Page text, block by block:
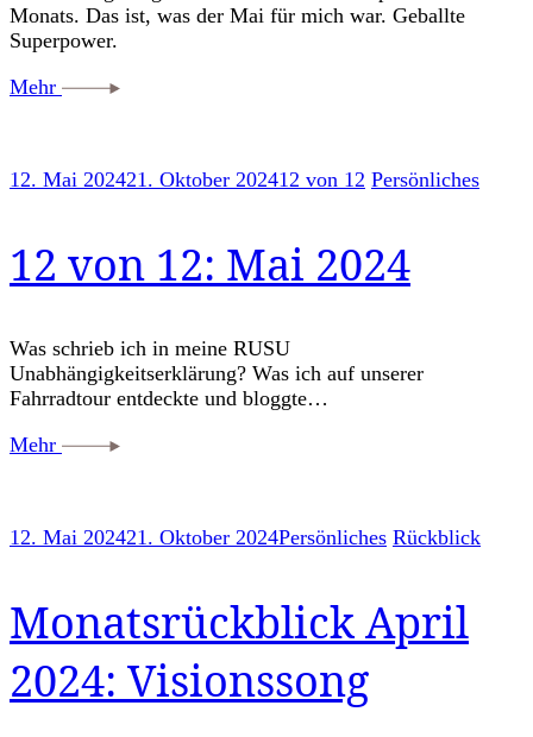
Monats. Das ist, was der Mai für mich war. Geballte
Superpower.
Mehr
12. Mai 202421. Oktober 202412 von 12 Persönliches
12 von 12: Mai 2024
Was schrieb ich in meine RUSU
Unabhängigkeitserklärung? Was ich auf unserer
Fahrradtour entdeckte und bloggte…
Mehr
12. Mai 202421. Oktober 2024Persönliches Rückblick
Monatsrückblick April
2024: Visionssong